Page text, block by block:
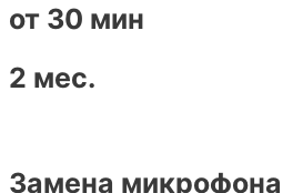
от 30 мин
2 мес.
Замена микрофона